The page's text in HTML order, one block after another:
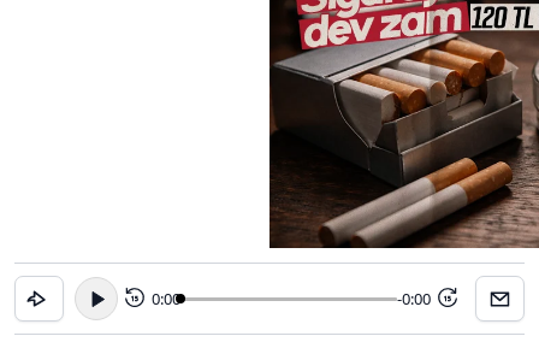
15 0:00 -0:00 15